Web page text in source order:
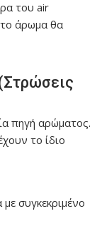
του air
άρωμα θα
πηγή αρώματος.
το ίδιο
συγκεκριμένο